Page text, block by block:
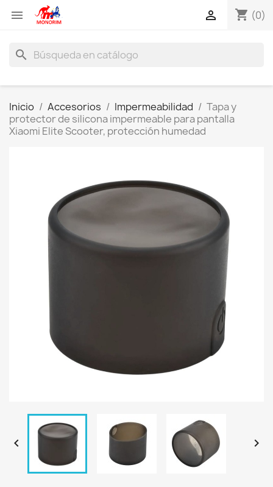
 shopping_cart (0)

search
Inicio Accesorios Impermeabilidad
Tapa y
protector de silicona impermeable para pantalla
Xiaomi Elite Scooter, protección humedad
 